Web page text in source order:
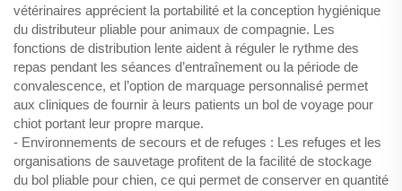
vétérinaires apprécient la portabilité et la conception hygiénique
du distributeur pliable pour animaux de compagnie. Les
fonctions de distribution lente aident à réguler le rythme des
repas pendant les séances d’entraînement ou la période de
convalescence, et l’option de marquage personnalisé permet
aux cliniques de fournir à leurs patients un bol de voyage pour
chiot portant leur propre marque.
- Environnements de secours et de refuges : Les refuges et les
organisations de sauvetage profitent de la facilité de stockage
du bol pliable pour chien, ce qui permet de conserver en quantité